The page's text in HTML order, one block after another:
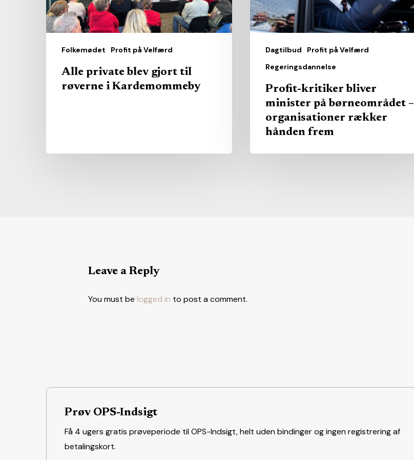
Folkemødet Profit på Velfærd
Kardemommeby
Alle private blev gjort til
røverne i Kardemommeby
Dagtilbud
Profit på Velfærd
Regeringsdannelse
–
organisationer
rækker
hånden
frem
Profit-kritiker bliver
minister på børneområdet –
organisationer rækker
hånden frem
Leave a Reply
You must be logged in to post a comment.
Prøv OPS-Indsigt
Få 4 ugers gratis prøveperiode til OPS-Indsigt, helt uden bindinger og ingen registrering af
betalingskort.